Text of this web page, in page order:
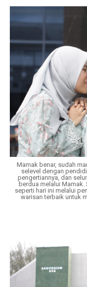
Mamak benar, sudah
selevel dengan
pengertiannya, dan
berdua melalui
seperti hari ini melalui
warisan terbaik untuk